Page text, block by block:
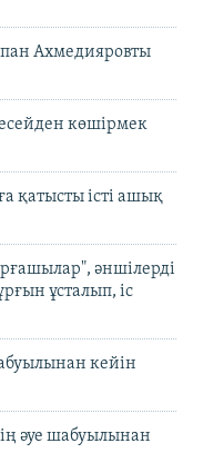
Ахмедияровты
көшірмек
қатысты істі ашық
әншілерді
ұсталып, іс
кейін
әуе шабуылынан